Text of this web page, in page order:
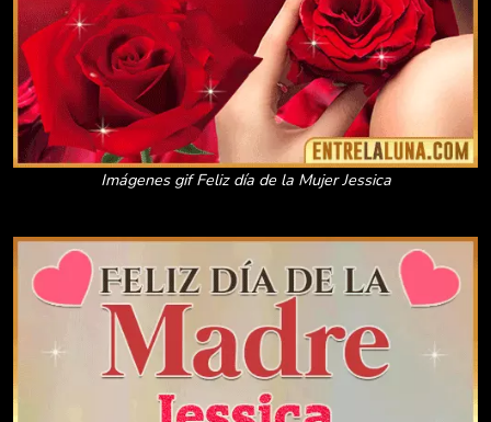
Imágenes gif Feliz día de la Mujer Jessica